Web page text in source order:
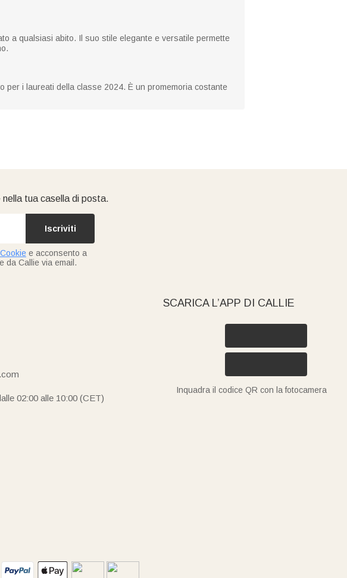
a qualsiasi abito. Il suo stile elegante e versatile permette
i laureati della classe 2024. È un promemoria costante
tua casella di posta.
Iscriviti
e acconsento a
da Callie via email.
02:00 alle 10:00 (CET)
SCARICA L’APP DI CALLIE
Inquadra il codice QR con la fotocamera